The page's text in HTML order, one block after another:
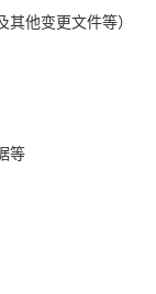
他变更文件等）
等